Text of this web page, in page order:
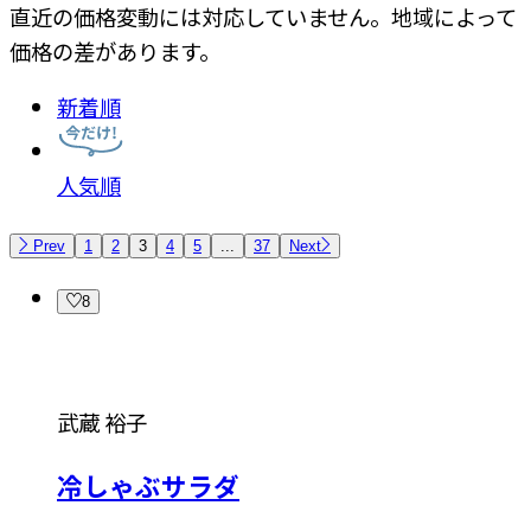
直近の価格変動には対応していません。地域によって
価格の差があります。
新着順
人気順
Prev 1 2 3 4 5 37 Next
8
武蔵 裕子
冷しゃぶサラダ